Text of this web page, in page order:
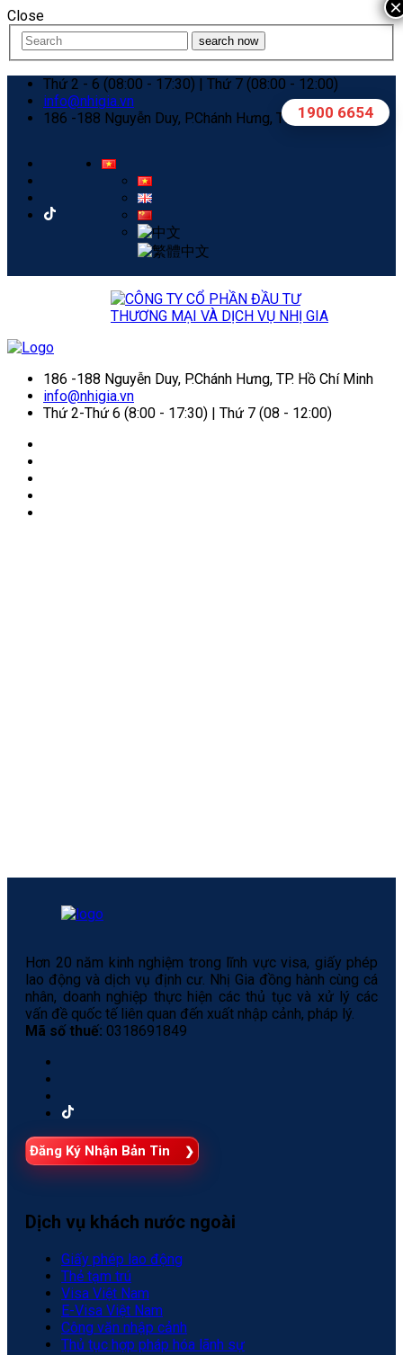
Close
search now
Thứ 2 - 6 (08:00 - 17:30) | Thứ 7 (08:00 - 12:00)
info@nhigia.vn
186 -188 Nguyễn Duy, P.Chánh Hưng, TP. Hồ Chí Minh
186 -188 Nguyễn Duy, P.Chánh Hưng, TP. Hồ Chí Minh
info@nhigia.vn
Thứ 2-Thứ 6 (8:00 - 17:30) | Thứ 7 (08 - 12:00)
Hơn 20 năm kinh nghiệm trong lĩnh vực visa, giấy phép
lao động và dịch vụ định cư. Nhị Gia đồng hành cùng cá
nhân, doanh nghiệp thực hiện các thủ tục và xử lý các
vấn đề quốc tế liên quan đến xuất nhập cảnh, pháp lý.
Mã số thuế: 0318691849
Đăng Ký Nhận Bản Tin
Dịch vụ khách nước ngoài
Giấy phép lao động
Thẻ tạm trú
Visa Việt Nam
E-Visa Việt Nam
Công văn nhập cảnh
Thủ tục hợp pháp hóa lãnh sự
1900 6654
×